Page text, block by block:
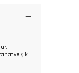
ve şık